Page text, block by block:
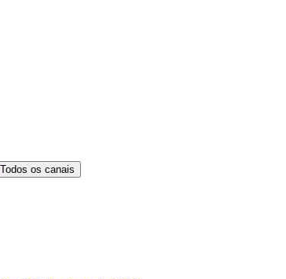
Todos os canais